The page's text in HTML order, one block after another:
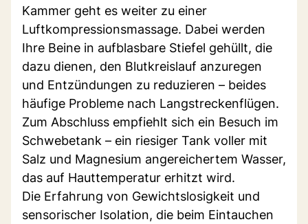
Kammer geht es weiter zu einer
Luftkompressionsmassage. Dabei werden
Ihre Beine in aufblasbare Stiefel gehüllt, die
dazu dienen, den Blutkreislauf anzuregen
und Entzündungen zu reduzieren – beides
häufige Probleme nach Langstreckenflügen.
Zum Abschluss empfiehlt sich ein Besuch im
Schwebetank – ein riesiger Tank voller mit
Salz und Magnesium angereichertem Wasser,
das auf Hauttemperatur erhitzt wird.
Die Erfahrung von Gewichtslosigkeit und
sensorischer Isolation, die beim Eintauchen